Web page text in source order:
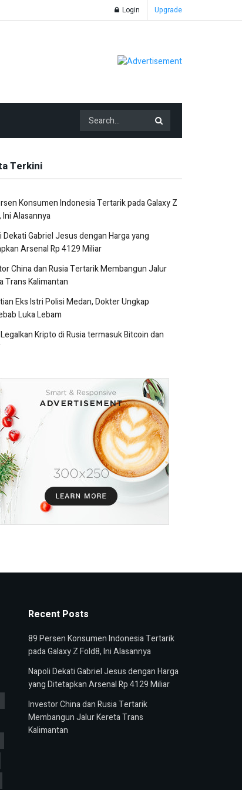
Login Upgrade
Terkini
Konsumen Indonesia Tertarik pada Galaxy Z
Ini Alasannya
Dekati Gabriel Jesus dengan Harga yang
Arsenal Rp 4129 Miliar
China dan Rusia Tertarik Membangun Jalur
Trans Kalimantan
Eks Istri Polisi Medan, Dokter Ungkap
Luka Lebam
Kripto di Rusia termasuk Bitcoin dan
Recent Posts
89 Persen Konsumen Indonesia Tertarik
pada Galaxy Z Fold8, Ini Alasannya
Napoli Dekati Gabriel Jesus dengan Harga
yang Ditetapkan Arsenal Rp 4129 Miliar
Investor China dan Rusia Tertarik
Membangun Jalur Kereta Trans
Kalimantan